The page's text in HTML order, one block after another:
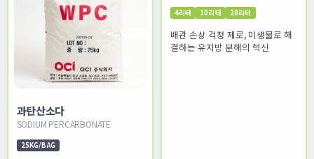
과탄산소다
SODIUM PERCARBONATE
25KG/BAG
4리터 10리터 20리터
배관 손상 걱정 제로, 미생물로 해
결하는 유지방 분해의 혁신